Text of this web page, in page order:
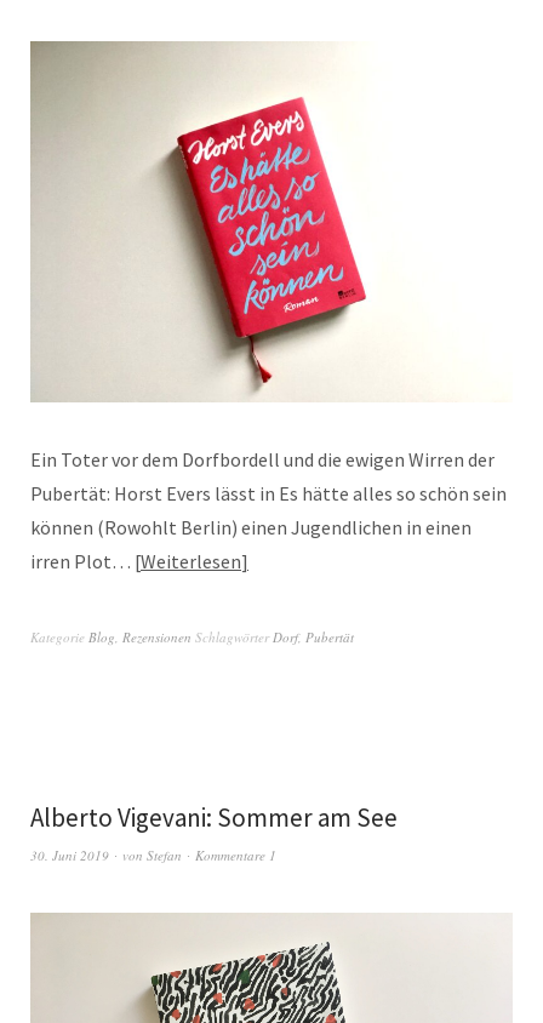
Ein Toter vor dem Dorfbordell und die ewigen Wirren der
Pubertät: Horst Evers lässt in Es hätte alles so schön sein
können (Rowohlt Berlin) einen Jugendlichen in einen
irren Plot… Weiterlesen
Kategorie Blog, Rezensionen SchlagwörterDorf, Pubertät
Alberto Vigevani: Sommer am See
30. Juni 2019 von Stefan Kommentare 1